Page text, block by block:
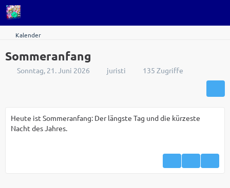
Kalender
Sommeranfang
Sonntag, 21. Juni 2026 juristi 135 Zugriffe
Heute ist Sommeranfang: Der längste Tag und die kürzeste
Nacht des Jahres.